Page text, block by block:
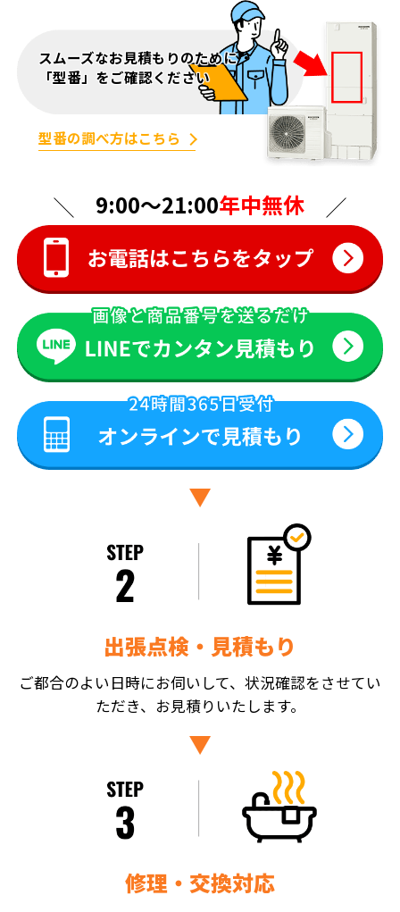
スムーズなお見積もりのために
「型番」をご確認ください
型番の調べ方はこちら
9:00〜21:00年中無休
出張点検・見積もり
ご都合のよい日時にお伺いして、状況確認をさせてい
ただき、お見積りいたします。
修理・交換対応